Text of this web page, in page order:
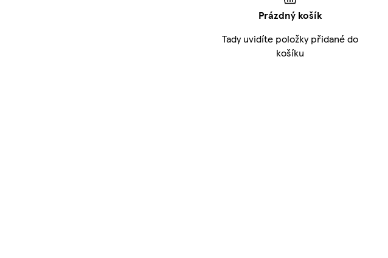
Prázdný košík
Tady uvidíte položky přidané do
košíku